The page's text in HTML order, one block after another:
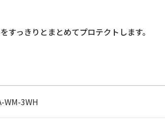
っきりとまとめてプロテクトします。
WM-3WH